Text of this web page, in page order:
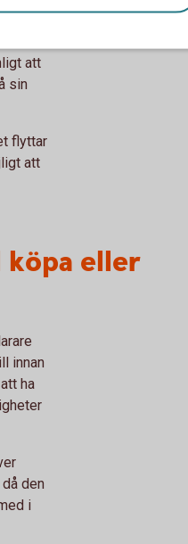
att
sin
flyttar
att
köpa eller
innan
ha
den
i